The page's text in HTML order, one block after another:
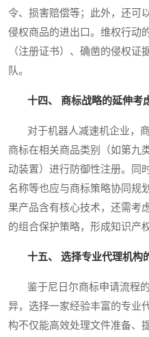
令、损害赔偿等；此外，还可
侵权商品的进出口。维权行动
（注册证书）、确凿的侵权证
队。
十四、 商标战略的延伸考
对于机器人减速机企业，商
商标在相关商品类别（如第九
动装置）进行防御性注册。同
名称等也应与商标策略协同规
果产品含有核心技术，还需考
的组合保护策略，形成知识产
十五、 选择专业代理机构
鉴于尼日尔商标申请流程的
异，选择一家经验丰富的专业
构不仅能高效处理文件准备、